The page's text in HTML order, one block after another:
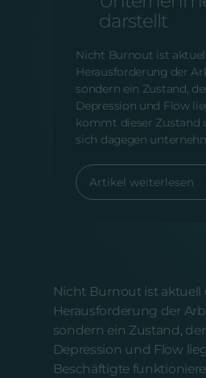
darstellt
Nicht Burnout ist
Herausforderung der
sondern ein Zustand,
Depression und Flow
kommt dieser Zustand
sich dagegen
Artikel weiterlesen
Nicht Burnout ist aktuell
Herausforderung der
sondern ein Zustand,
Depression und Flow
Beschäftigte